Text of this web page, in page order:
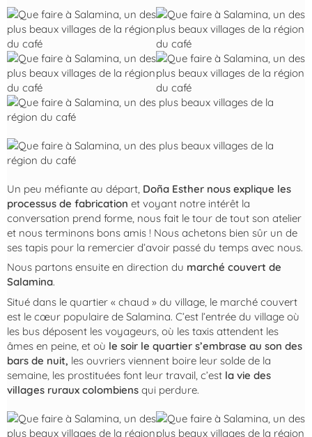
Un peu méfiante au départ, Doña Esther nous explique les
processus de fabrication et voyant notre intérêt la
conversation prend forme, nous fait le tour de tout son atelier
et nous terminons bons amis ! Nous achetons bien sûr un de
ses tapis pour la remercier d’avoir passé du temps avec nous.
Nous partons ensuite en direction du marché couvert de
Salamina.
Situé dans le quartier « chaud » du village, le marché couvert
est le cœur populaire de Salamina. C’est l’entrée du village où
les bus déposent les voyageurs, où les taxis attendent les
âmes en peine, et où le soir le quartier s’embrase au son des
bars de nuit, les ouvriers viennent boire leur solde de la
semaine, les prostituées font leur travail, c’est la vie des
villages ruraux colombiens qui perdure.